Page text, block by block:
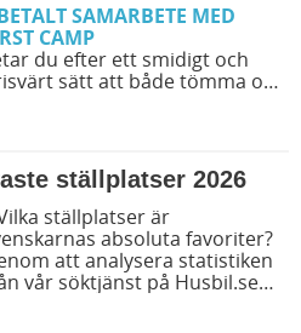
SAMARBETE MED
CAMP
du efter ett smidigt och
sätt att både tömma och
de närmare 50 First Camp
i Sverige. Kanske
du även upptäcka en ny
ställplatser 2026
absoluta favoriter?
att analysera statistiken
vår söktjänst på Husbil.se